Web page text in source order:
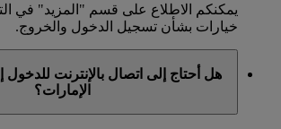
يمكنكم الاطلاع على قسم "المزيد" في
خيارات بشأن تسجيل الدخول والخروج.
هل أحتاج إلى اتصال بالإنترنت
الإمارات؟